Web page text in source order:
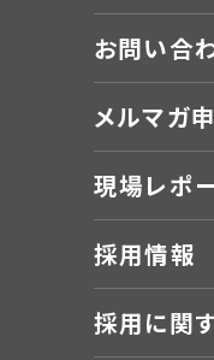
お問い合
メルマガ
現場レポ
採用情報
採用に関